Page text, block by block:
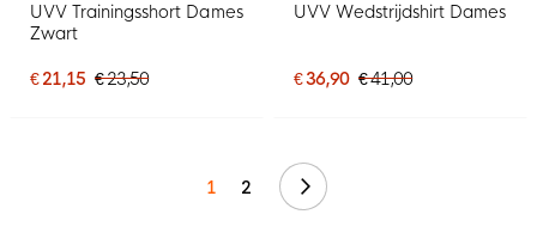
UVV Trainingsshort Dames
Zwart
€ 21,15 € 23,50
UVV Wedstrijdshirt Dames
€ 36,90 € 41,00
1 2 Volgende